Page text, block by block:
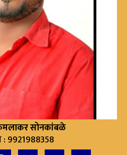
सोनकांबळे
: 9921988358